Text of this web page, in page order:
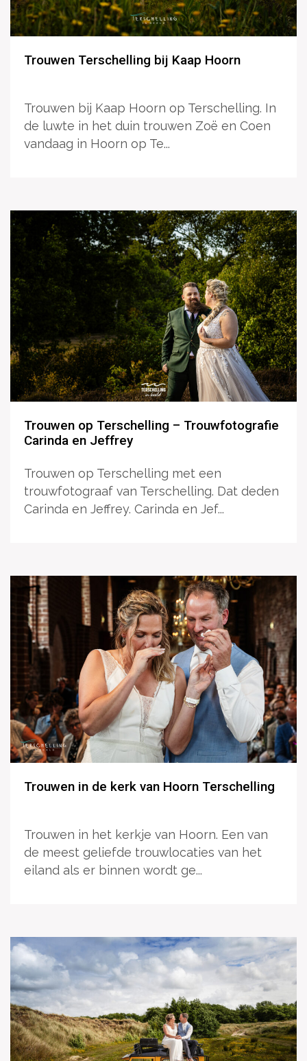
Trouwen Terschelling bij Kaap Hoorn
Trouwen bij Kaap Hoorn op Terschelling. In
de luwte in het duin trouwen Zoë en Coen
vandaag in Hoorn op Te...
Trouwen op Terschelling – Trouwfotografie
Carinda en Jeffrey
Trouwen op Terschelling met een
trouwfotograaf van Terschelling. Dat deden
Carinda en Jeffrey. Carinda en Jef...
Trouwen in de kerk van Hoorn Terschelling
Trouwen in het kerkje van Hoorn. Een van
de meest geliefde trouwlocaties van het
eiland als er binnen wordt ge...